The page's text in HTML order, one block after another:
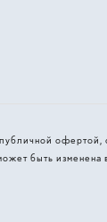
быть изменена